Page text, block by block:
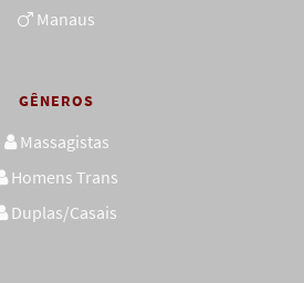
Manaus
GÊNEROS
Massagistas
Homens Trans
Duplas/Casais